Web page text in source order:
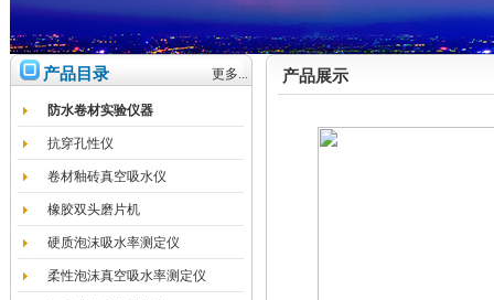
产品目录 更多...
防水卷材实验仪器
抗穿孔性仪
卷材釉砖真空吸水仪
橡胶双头磨片机
硬质泡沫吸水率测定仪
柔性泡沫真空吸水率测定仪
产品展示